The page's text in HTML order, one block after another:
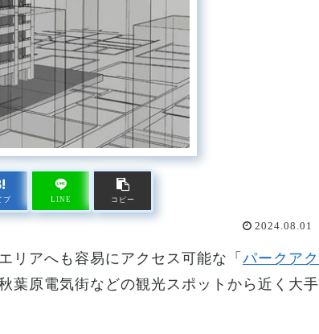
ブ LINE コピー
2024.08.01
リアへも容易にアクセス可能な「 パークアク
葉原電気街などの観光スポットから近く大手